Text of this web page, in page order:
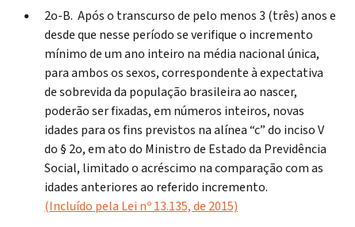
2o-B. Após o transcurso de pelo menos 3 (três) anos e
desde que nesse período se verifique o incremento
mínimo de um ano inteiro na média nacional única,
para ambos os sexos, correspondente à expectativa
de sobrevida da população brasileira ao nascer,
poderão ser fixadas, em números inteiros, novas
idades para os fins previstos na alínea “c” do inciso V
do § 2o, em ato do Ministro de Estado da Previdência
Social, limitado o acréscimo na comparação com as
idades anteriores ao referido incremento.
(Incluído pela Lei nº 13.135, de 2015)